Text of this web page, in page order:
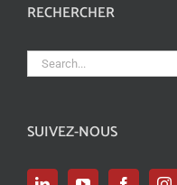
RECHERCHER
Search
SUIVEZ-NOUS